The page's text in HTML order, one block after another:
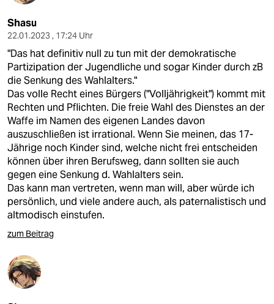
Shasu
22.01.2023 , 17:24 Uhr
"Das hat definitiv null zu tun mit der demokratische
Partizipation der Jugendliche und sogar Kinder durch zB
die Senkung des Wahlalters."
Das volle Recht eines Bürgers ("Volljährigkeit") kommt mit
Rechten und Pflichten. Die freie Wahl des Dienstes an der
Waffe im Namen des eigenen Landes davon
auszuschließen ist irrational. Wenn Sie meinen, das 17-
Jährige noch Kinder sind, welche nicht frei entscheiden
können über ihren Berufsweg, dann sollten sie auch
gegen eine Senkung d. Wahlalters sein.
Das kann man vertreten, wenn man will, aber würde ich
persönlich, und viele andere auch, als paternalistisch und
altmodisch einstufen.
zum Beitrag